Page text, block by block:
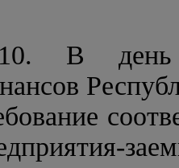
10. В день